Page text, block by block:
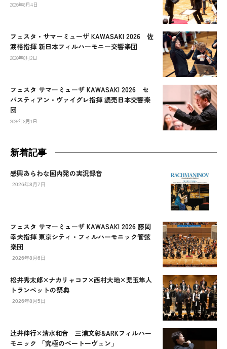
2026年8月4日
フェスタ・サマーミューザ KAWASAKI 2026 佐
渡裕指揮 新日本フィルハーモニー交響楽団
2026年8月2日
フェスタ サマーミューザ KAWASAKI 2026 セ
バスティアン・ヴァイグレ指揮 読売日本交響楽
団
2026年8月1日
新着記事
感興あらわな国内発の実況録音
2026年8月7日
フェスタ サマーミューザ KAWASAKI 2026 藤岡
幸夫指揮 東京シティ・フィルハーモニック管弦
楽団
2026年8月6日
松井秀太郎×ナカリャコフ×西村大地×児玉隼人
トランペットの祭典
2026年8月5日
辻󠄀井伸行×清水和音 三浦文彰&ARKフィルハー
モニック 「究極のベートーヴェン」